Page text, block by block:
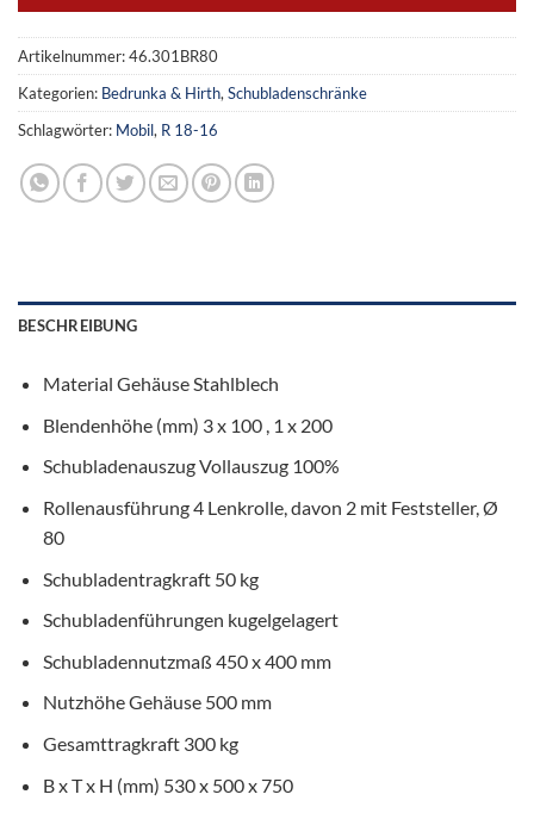
Artikelnummer:46.301BR80
Kategorien: Bedrunka & Hirth,Schubladenschränke
Schlagwörter: Mobil, R 18-16
BESCHREIBUNG
Material GehäuseStahlblech
Blendenhöhe(mm) 3 x 100 , 1 x 200
SchubladenauszugVollauszug 100%
Rollenausführung4 Lenkrolle, davon 2 mit Feststeller, Ø
80
Schubladentragkraft 50 kg
Schubladenführungen kugelgelagert
Schubladennutzmaß 450 x 400 mm
Nutzhöhe Gehäuse 500 mm
Gesamttragkraft 300 kg
B x T x H (mm) 530 x 500 x 750